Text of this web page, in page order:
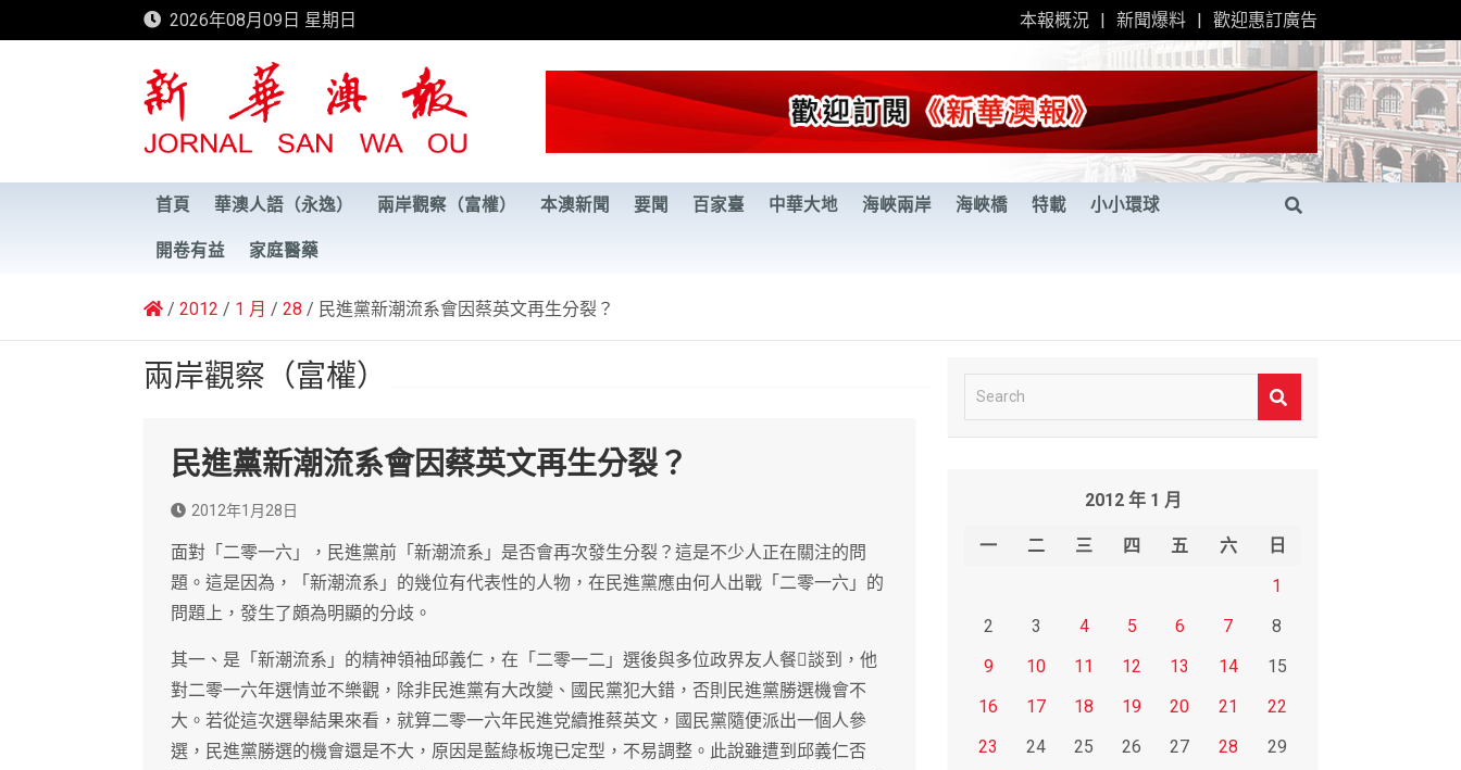
to
2026年08月09日 星期日 本報概況 新聞爆料 歡迎惠訂廣告
新華澳報
首頁 華澳人語（永逸） 兩岸觀察（富權） 本澳新聞 要聞 百家臺 中華大地 海峽兩岸 海峽橋 特載 小小環球
開卷有益 家庭醫藥
2012 1 月 28 民進黨新潮流系會因蔡英文再生分裂？
兩岸觀察（富權）
民進黨新潮流系會因蔡英文再生分裂？
2012年1月28日
面對「二零一六」，民進黨前「新潮流系」是否會再次發生分裂？這是不少人正在關注的問
題。這是因為，「新潮流系」的幾位有代表性的人物，在民進黨應由何人出戰「二零一六」的
問題上，發生了頗為明顯的分歧。
其一、是「新潮流系」的精神領袖邱義仁，在「二零一二」選後與多位政界友人餐談到，他
對二零一六年選情並不樂觀，除非民進黨有大改變、國民黨犯大錯，否則民進黨勝選機會不
大。若從這次選舉結果來看，就算二零一六年民進党續推蔡英文，國民黨隨便派出一個人參
選，民進黨勝選的機會還是不大，原因是藍綠板塊已定型，不易調整。此說雖遭到邱義仁否
e
2012 年 1 月
一 二 三 四 五 六
日
1
2
3 4 5 6 7
8
9
10 11 12 13 14
15
16
17 18 19 20 21
22
23
24 25 26 27 28
29